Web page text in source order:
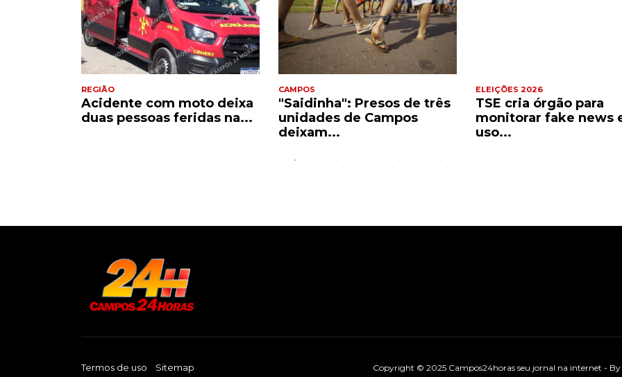
REGIÃO
Acidente com moto deixa
duas pessoas feridas na...
CAMPOS
"Saidinha": Presos de três
unidades de Campos
deixam...
ELEIÇÕES 2026
TSE cria órgão para
monitorar fake news
uso...
Termos de uso Sitemap Copyright © 2025 Campos24horas seu jornal na internet - By